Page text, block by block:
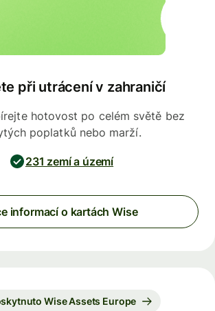
při utrácení v zahraničí
hotovost po celém světě bez
poplatků nebo marží.
231 zemí a území
informací o kartách Wise
Wise Assets Europe